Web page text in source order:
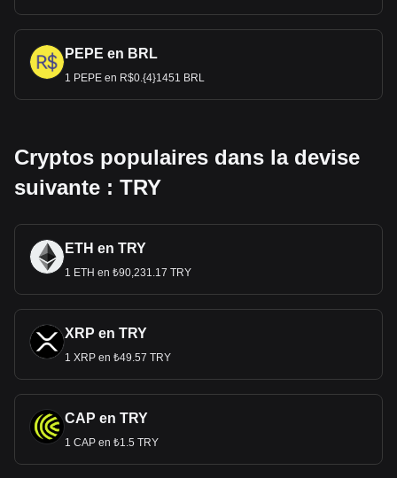
PEPE en BRL
1 PEPE en R$0.{4}1451 BRL
Cryptos populaires dans la devise
suivante : TRY
ETH en TRY
1 ETH en ₺90,231.17 TRY
XRP en TRY
1 XRP en ₺49.57 TRY
CAP en TRY
1 CAP en ₺1.5 TRY